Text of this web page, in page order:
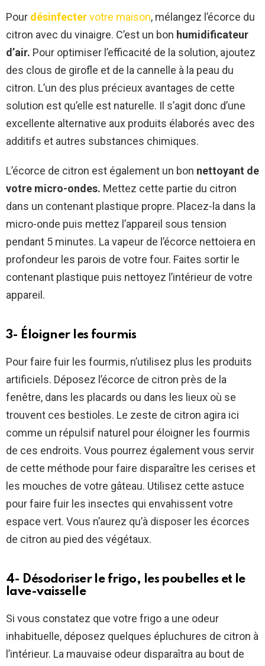
Pour désinfectervotre maison, mélangez l’écorce du
citron avec du vinaigre. C’est un bon humidificateur
d’air. Pour optimiser l’efficacité de la solution, ajoutez
des clous de girofle et de la cannelle à la peau du
citron. L’un des plus précieux avantages de cette
solution est qu’elle est naturelle. Il s’agit donc d’une
excellente alternative aux produits élaborés avec des
additifs et autres substances chimiques.
L’écorce de citron est également un bon nettoyant de
votre micro-ondes. Mettez cette partie du citron
dans un contenant plastique propre. Placez-la dans la
micro-onde puis mettez l’appareil sous tension
pendant 5 minutes. La vapeur de l’écorce nettoiera en
profondeur les parois de votre four. Faites sortir le
contenant plastique puis nettoyez l’intérieur de votre
appareil.
3- Éloigner les fourmis
Pour faire fuir les fourmis, n’utilisez plus les produits
artificiels. Déposez l’écorce de citron près de la
fenêtre, dans les placards ou dans les lieux où se
trouvent ces bestioles. Le zeste de citron agira ici
comme un répulsif naturel pour éloigner les fourmis
de ces endroits. Vous pourrez également vous servir
de cette méthode pour faire disparaître les cerises et
les mouches de votre gâteau. Utilisez cette astuce
pour faire fuir les insectes qui envahissent votre
espace vert. Vous n’aurez qu’à disposer les écorces
de citron au pied des végétaux.
4- Désodoriser le frigo, les poubelles et le
lave-vaisselle
Si vous constatez que votre frigo a une odeur
inhabituelle, déposez quelques épluchures de citron à
l’intérieur. La mauvaise odeur disparaîtra au bout de